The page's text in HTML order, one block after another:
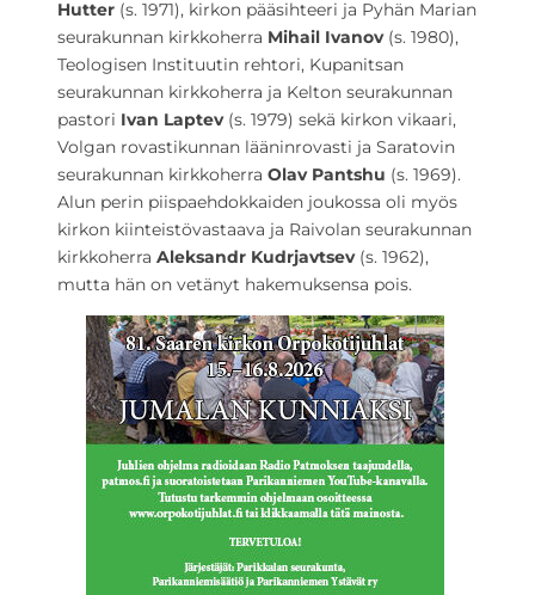
Hutter (s. 1971), kirkon pääsihteeri ja Pyhän Marian
seurakunnan kirkkoherra Mihail Ivanov (s. 1980),
Teologisen Instituutin rehtori, Kupanitsan
seurakunnan kirkkoherra ja Kelton seurakunnan
pastori Ivan Laptev (s. 1979) sekä kirkon vikaari,
Volgan rovastikunnan lääninrovasti ja Saratovin
seurakunnan kirkkoherra Olav Pantshu (s. 1969).
Alun perin piispaehdokkaiden joukossa oli myös
kirkon kiinteistövastaava ja Raivolan seurakunnan
kirkkoherra Aleksandr Kudrjavtsev (s. 1962),
mutta hän on vetänyt hakemuksensa pois.